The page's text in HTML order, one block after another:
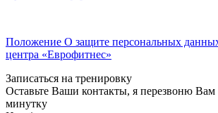
Положение О защите персональных
центра «Еврофитнес»
Записаться на тренировку
Оставьте Ваши контакты, я перезвоню
минутку